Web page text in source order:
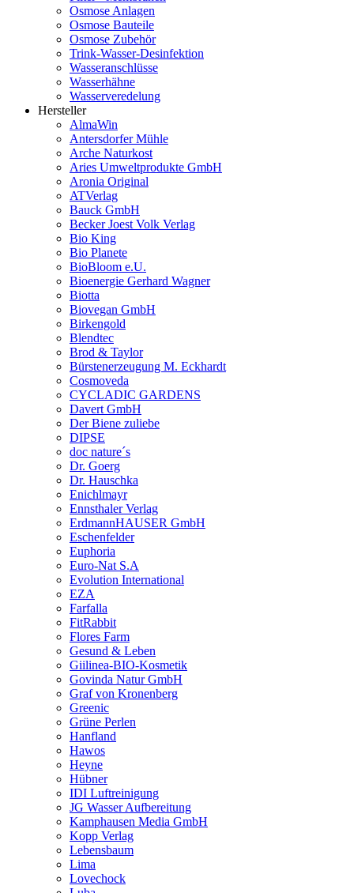
Osmose Anlagen
Osmose Bauteile
Osmose Zubehör
Trink-Wasser-Desinfektion
Wasseranschlüsse
Wasserhähne
Wasserveredelung
Hersteller
AlmaWin
Antersdorfer Mühle
Arche Naturkost
Aries Umweltprodukte GmbH
Aronia Original
ATVerlag
Bauck GmbH
Becker Joest Volk Verlag
Bio King
Bio Planete
BioBloom e.U.
Bioenergie Gerhard Wagner
Biotta
Biovegan GmbH
Birkengold
Blendtec
Brod & Taylor
Bürstenerzeugung M. Eckhardt
Cosmoveda
CYCLADIC GARDENS
Davert GmbH
Der Biene zuliebe
DIPSE
doc nature´s
Dr. Goerg
Dr. Hauschka
Enichlmayr
Ennsthaler Verlag
ErdmannHAUSER GmbH
Eschenfelder
Euphoria
Euro-Nat S.A
Evolution International
EZA
Farfalla
FitRabbit
Flores Farm
Gesund & Leben
Giilinea-BIO-Kosmetik
Govinda Natur GmbH
Graf von Kronenberg
Greenic
Grüne Perlen
Hanfland
Hawos
Heyne
Hübner
IDI Luftreinigung
JG Wasser Aufbereitung
Kamphausen Media GmbH
Kopp Verlag
Lebensbaum
Lima
Lovechock